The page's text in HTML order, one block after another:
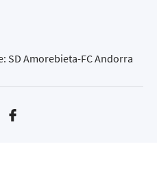
SD Amorebieta-FC Andorra